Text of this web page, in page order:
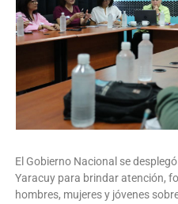
El Gobierno Nacional se
Yaracuy para brindar atención,
hombres, mujeres y jóvenes